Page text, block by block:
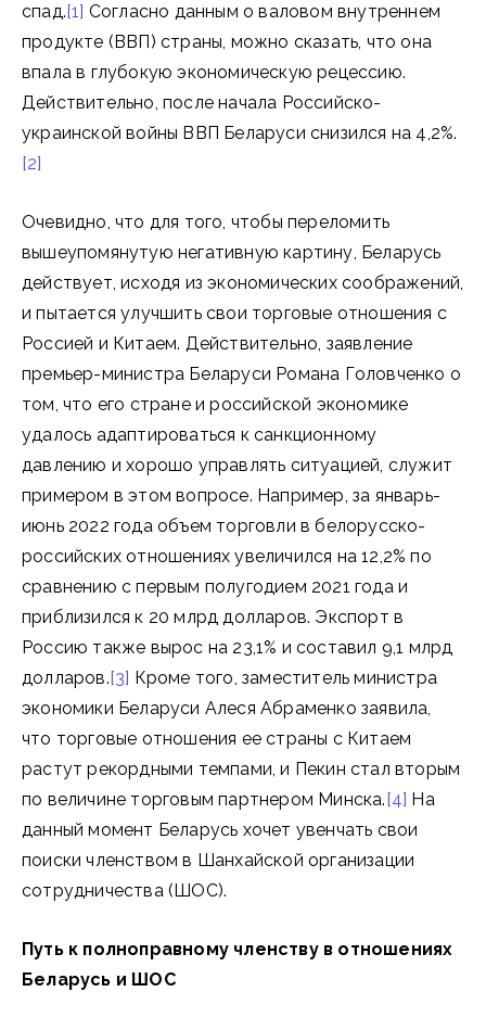
спад.[1] Согласно данным о валовом внутреннем
продукте (ВВП) страны, можно сказать, что она
впала в глубокую экономическую рецессию.
Действительно, после начала Российско-
украинской войны ВВП Беларуси снизился на 4,2%.
[2]
Очевидно, что для того, чтобы переломить
вышеупомянутую негативную картину, Беларусь
действует, исходя из экономических соображений,
и пытается улучшить свои торговые отношения с
Россией и Китаем. Действительно, заявление
премьер-министра Беларуси Романа Головченко о
том, что его стране и российской экономике
удалось адаптироваться к санкционному
давлению и хорошо управлять ситуацией, служит
примером в этом вопросе. Например, за январь-
июнь 2022 года объем торговли в белорусско-
российских отношениях увеличился на 12,2% по
сравнению с первым полугодием 2021 года и
приблизился к 20 млрд долларов. Экспорт в
Россию также вырос на 23,1% и составил 9,1 млрд
долларов.[3] Кроме того, заместитель министра
экономики Беларуси Алеся Абраменко заявила,
что торговые отношения ее страны с Китаем
растут рекордными темпами, и Пекин стал вторым
по величине торговым партнером Минска.[4] На
данный момент Беларусь хочет увенчать свои
поиски членством в Шанхайской организации
сотрудничества (ШОС).
Путь к полноправному членству в отношениях
Беларусь и ШОС